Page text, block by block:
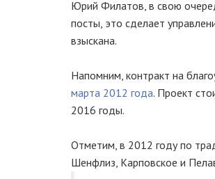
Юрий Филатов, в свою
посты, это сделает
взыскана.
Напомним, контракт на
марта 2012 года. Проект
2016 годы.
Отметим, в 2012 году по
Шенфлиз, Карповское и